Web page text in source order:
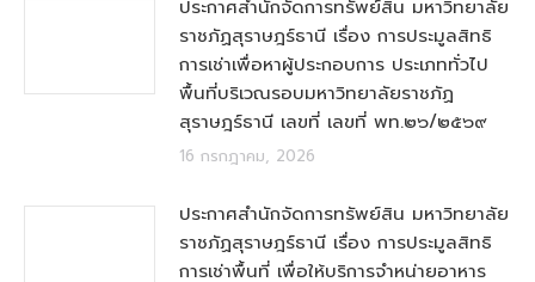
ประกาศสำนักจัดการทรัพย์สิน มหาวิทยาลัย
ราชภัฏสุราษฎร์ธานี เรื่อง การประมูลสิทธิ
การเช่าเพื่อหาผู้ประกอบการ ประเภททั่วไป
พื้นที่บริเวณรอบมหาวิทยาลัยราชภัฏ
สุราษฎร์ธานี เลขที่ เลขที่ พท.๒๖/๒๕๖๙
16 กรกฎาคม, 2026
ประกาศสำนักจัดการทรัพย์สิน มหาวิทยาลัย
ราชภัฏสุราษฎร์ธานี เรื่อง การประมูลสิทธิ
การเช่าพื้นที่ เพื่อให้บริการจำหน่ายอาหาร